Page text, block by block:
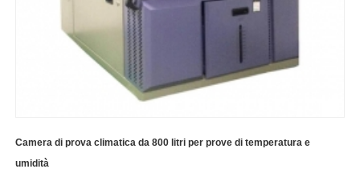
Camera di prova climatica da 800 litri per prove di temperatura e
umidità